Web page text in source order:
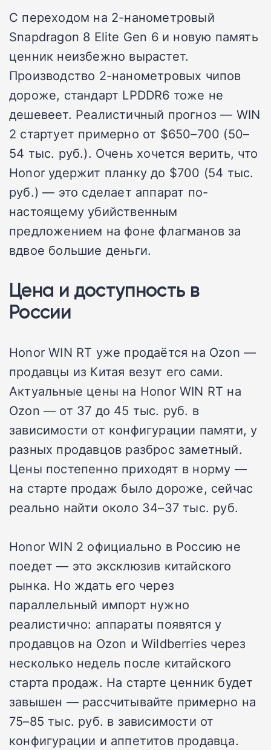
С переходом на 2-нанометровый
Snapdragon 8 Elite Gen 6 и новую память
ценник неизбежно вырастет.
Производство 2-нанометровых чипов
дороже, стандарт LPDDR6 тоже не
дешевеет. Реалистичный прогноз — WIN
2 стартует примерно от $650–700 (50–
54 тыс. руб.). Очень хочется верить, что
Honor удержит планку до $700 (54 тыс.
руб.) — это сделает аппарат по-
настоящему убийственным
предложением на фоне флагманов за
вдвое большие деньги.
Цена и доступность в
России
Honor WIN RT уже продаётся на Ozon —
продавцы из Китая везут его сами.
Актуальные цены на Honor WIN RT на
Ozon — от 37 до 45 тыс. руб. в
зависимости от конфигурации памяти, у
разных продавцов разброс заметный.
Цены постепенно приходят в норму —
на старте продаж было дороже, сейчас
реально найти около 34–37 тыс. руб.
Honor WIN 2 официально в Россию не
поедет — это эксклюзив китайского
рынка. Но ждать его через
параллельный импорт нужно
реалистично: аппараты появятся у
продавцов на Ozon и Wildberries через
несколько недель после китайского
старта продаж. На старте ценник будет
завышен — рассчитывайте примерно на
75–85 тыс. руб. в зависимости от
конфигурации и аппетитов продавца.